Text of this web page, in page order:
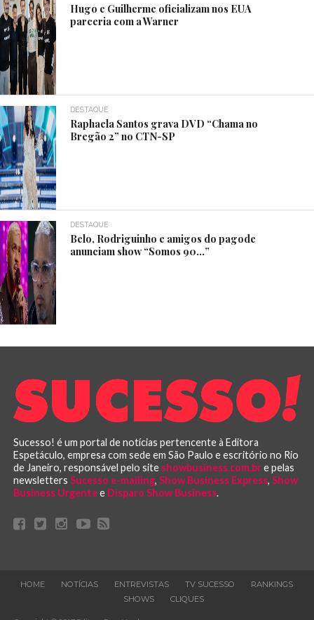
Hugo e Guilherme oficializam nos EUA
parceria com a Warner
DESTAQUE
Raphaela Santos grava DVD “Chama no
Bregão 2” no CTN-SP
DESTAQUE
Belo, Rodriguinho e amigos do pagode
anunciam show “Somos 90…”
Sucesso! é um portal de notícias pertencente à Editora
Espetáculo, empresa com sede em São Paulo e escritório no Rio
de Janeiro, responsável pelo site showbusiness.com.bre pelas
newsletters Sucesso e-mailing, Show Business Express, Show
Business Urgentee Disparo Show Business.
HOME NOTÍCIAS ENTREVISTAS TV SUCESSO
RANKINGS
SHOWS
CLIQUES